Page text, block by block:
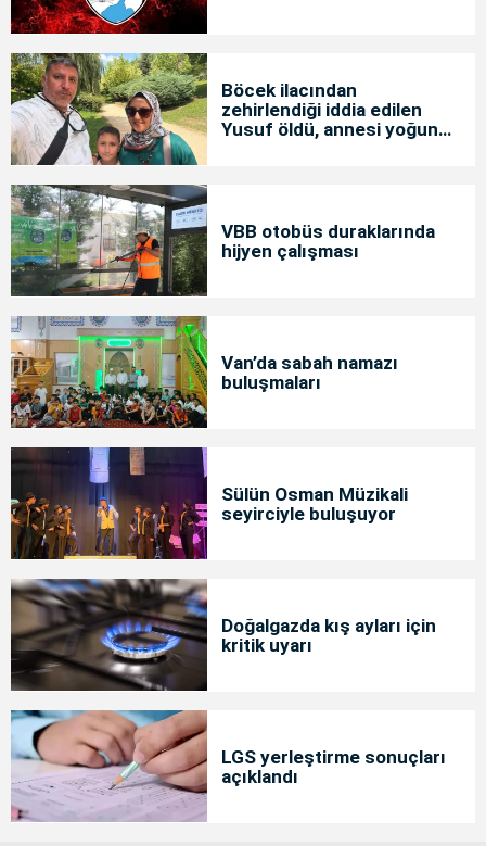
Böcek ilacından
zehirlendiği iddia edilen
Yusuf öldü, annesi yoğun
VBB otobüs duraklarında
hijyen çalışması
Van’da sabah namazı
buluşmaları
Sülün Osman Müzikali
seyirciyle buluşuyor
Doğalgazda kış ayları için
kritik uyarı
LGS yerleştirme sonuçları
açıklandı